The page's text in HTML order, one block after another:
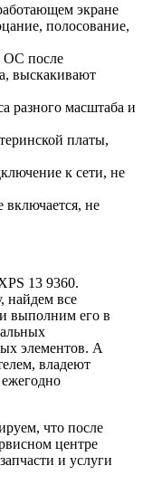
экране
полосование,
ОС после
выскакивают
разного масштаба и
платы,
к сети, не
включается, не
13 9360.
найдем все
выполним его в
элементов. А
владеют
что после
центре
и услуги